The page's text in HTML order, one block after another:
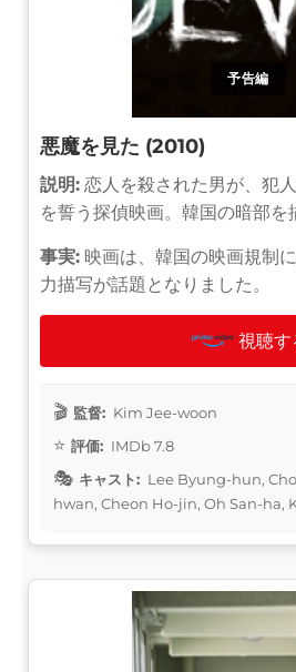
予告編
悪魔を見た (2010)
説明: 恋人を殺された男が、犯
を誓う探偵映画。韓国の暗部を
事実: 映画は、韓国の映画規制
力描写が話題となりました。
視聴す
監督: Kim Jee-woon
評価: IMDb 7.8
キャスト: Lee Byung-hun,
hwan, Cheon Ho-jin, Oh San-ha,